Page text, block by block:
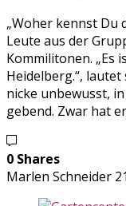
„Woher kennst Du
Leute aus der
Kommilitonen. „Es
Heidelberg.“,
nicke unbewusst,
gebend. Zwar hat
0 Shares
Marlen Schneider